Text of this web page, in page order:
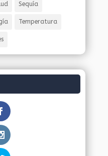
Sequía
Temperatura